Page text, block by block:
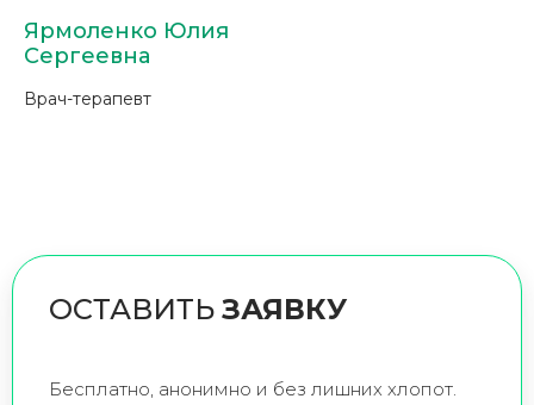
Ярмоленко Юлия
Сергеевна
Врач-терапевт
ОСТАВИТЬ ЗАЯВКУ
Бесплатно, анонимно и без лишних хлопот.